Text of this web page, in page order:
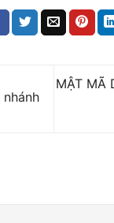
MẬT MÃ